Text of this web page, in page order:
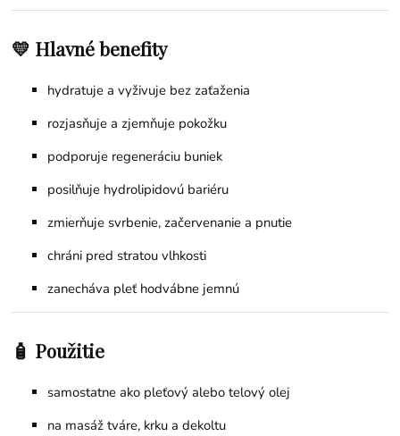
💛 Hlavné benefity
hydratuje a vyživuje bez zaťaženia
rozjasňuje a zjemňuje pokožku
podporuje regeneráciu buniek
posilňuje hydrolipidovú bariéru
zmierňuje svrbenie, začervenanie a pnutie
chráni pred stratou vlhkosti
zanecháva pleť hodvábne jemnú
🧴 Použitie
samostatne ako pleťový alebo telový olej
na masáž tváre, krku a dekoltu